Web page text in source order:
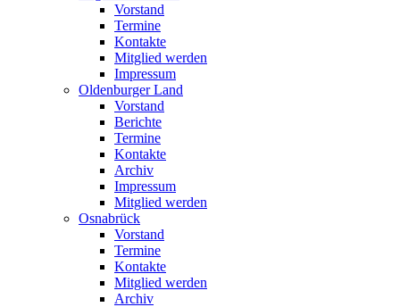
Vorstand
Termine
Kontakte
Mitglied werden
Impressum
Oldenburger Land
Vorstand
Berichte
Termine
Kontakte
Archiv
Impressum
Mitglied werden
Osnabrück
Vorstand
Termine
Kontakte
Mitglied werden
Archiv